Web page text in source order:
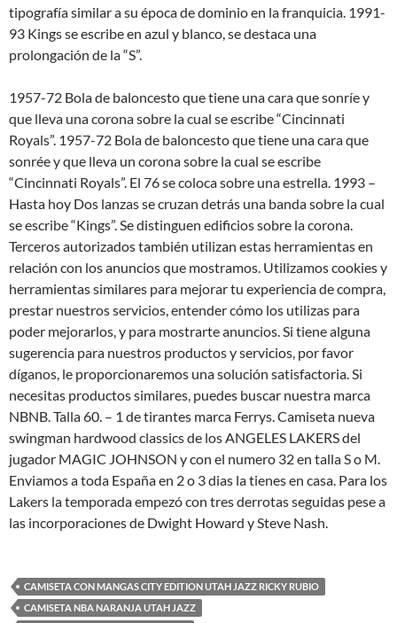
tipografía similar a su época de dominio en la franquicia. 1991-
93 Kings se escribe en azul y blanco, se destaca una
prolongación de la “S”.
1957-72 Bola de baloncesto que tiene una cara que sonríe y
que lleva una corona sobre la cual se escribe “Cincinnati
Royals”. 1957-72 Bola de baloncesto que tiene una cara que
sonrée y que lleva un corona sobre la cual se escribe
“Cincinnati Royals”. El 76 se coloca sobre una estrella. 1993 –
Hasta hoy Dos lanzas se cruzan detrás una banda sobre la cual
se escribe “Kings”. Se distinguen edificios sobre la corona.
Terceros autorizados también utilizan estas herramientas en
relación con los anuncios que mostramos. Utilizamos cookies y
herramientas similares para mejorar tu experiencia de compra,
prestar nuestros servicios, entender cómo los utilizas para
poder mejorarlos, y para mostrarte anuncios. Si tiene alguna
sugerencia para nuestros productos y servicios, por favor
díganos, le proporcionaremos una solución satisfactoria. Si
necesitas productos similares, puedes buscar nuestra marca
NBNB. Talla 60. – 1 de tirantes marca Ferrys. Camiseta nueva
swingman hardwood classics de los ANGELES LAKERS del
jugador MAGIC JOHNSON y con el numero 32 en talla S o M.
Enviamos a toda España en 2 o 3 dias la tienes en casa. Para los
Lakers la temporada empezó con tres derrotas seguidas pese a
las incorporaciones de Dwight Howard y Steve Nash.
CAMISETA CON MANGAS CITY EDITION UTAH JAZZ RICKY RUBIO
CAMISETA NBA NARANJA UTAH JAZZ